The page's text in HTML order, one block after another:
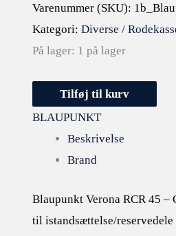
Varenummer (SKU):
Kategori: Diverse /
På lager: 1 på lager
Tilføj til kurv
BLAUPUNKT
Beskrivelse
Brand
Blaupunkt Verona RCR 45
til istandsættelse/